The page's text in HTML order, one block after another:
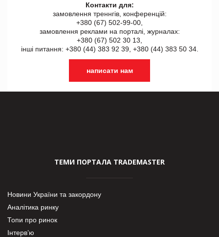
Контакти для:
замовлення треннгів, конференцій:
+380 (67) 502-99-00,
замовлення реклами на порталі, журналах:
+380 (67) 502 30 13,
інші питання: +380 (44) 383 92 39, +380 (44) 383 50 34.
написати нам
ТЕМИ ПОРТАЛА TRADEMASTER
Новини України та закордону
Аналітика ринку
Топи про ринок
Інтерв’ю